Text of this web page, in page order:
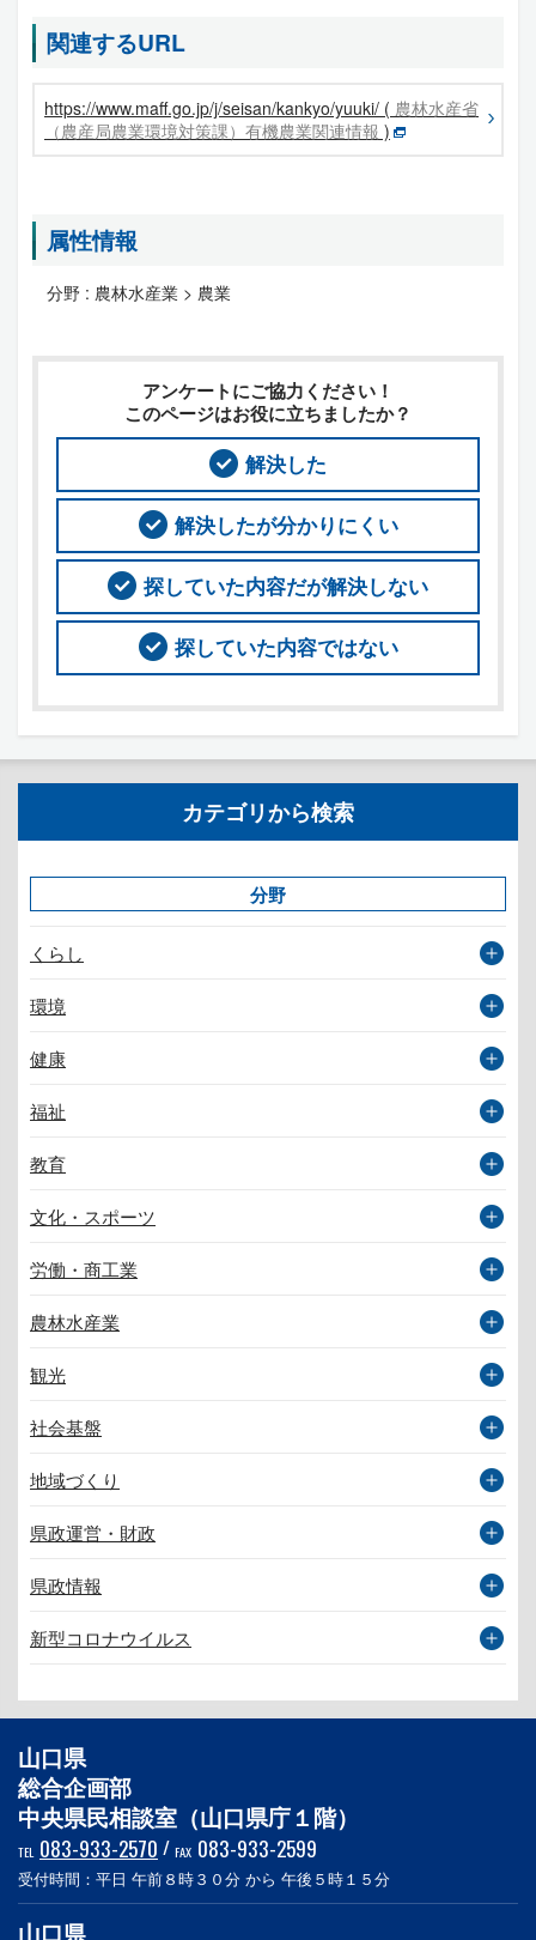
関連するURL
https://www.maff.go.jp/j/seisan/kankyo/yuuki/ ( 農林水産省
（農産局農業環境対策課）有機農業関連情報 )
属性情報
分野 : 農林水産業 > 農業
アンケートにご協力ください！
このページはお役に立ちましたか？
解決した
解決したが分かりにくい
探していた内容だが解決しない
探していた内容ではない
カテゴリから検索
分野
くらし
環境
健康
福祉
教育
文化・スポーツ
労働・商工業
農林水産業
観光
社会基盤
地域づくり
県政運営・財政
県政情報
新型コロナウイルス
山口県
総合企画部
中央県民相談室（山口県庁１階）
TEL 083-933-2570 / FAX 083-933-2599
受付時間：平日 午前８時３０分 から 午後５時１５分
山口県